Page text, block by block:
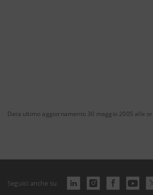
Data ultimo aggiornamento 30 maggio 2005 alle
Seguici anche su